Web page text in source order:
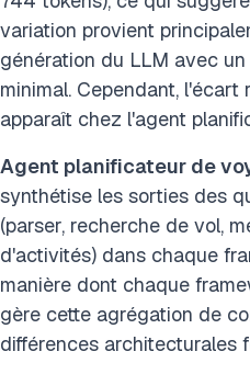
variation provient
génération du LLM avec
minimal. Cependant, l'écart
apparaît chez l'agent
Agent planificateur de
synthétise les sorties des
(parser, recherche de vol,
d'activités) dans chaque
manière dont chaque
gère cette agrégation de
différences architecturales